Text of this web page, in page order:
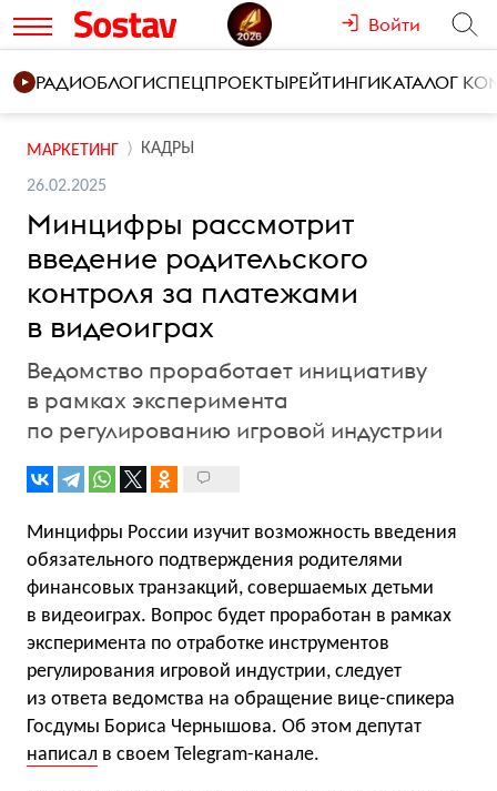
Войти
РАДИОБЛОГИСПЕЦПРОЕКТЫРЕЙТИНГИКАТАЛОГ
МАРКЕТИНГ КАДРЫ
26.02.2025
Минцифры рассмотрит
введение родительского
контроля за платежами
в видеоиграх
Ведомство проработает инициативу
в рамках эксперимента
по регулированию игровой индустрии
Минцифры России изучит возможность введения
обязательного подтверждения родителями
финансовых транзакций, совершаемых детьми
в видеоиграх. Вопрос будет проработан в рамках
эксперимента по отработке инструментов
регулирования игровой индустрии, следует
из ответа ведомства на обращение вице-спикера
Госдумы Бориса Чернышова. Об этом депутат
написал в своем Telegram-канале.